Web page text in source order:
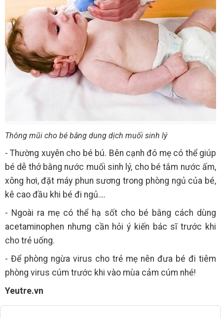
Thông mũi cho bé bằng dung dịch muối sinh lý
- Thường xuyên cho bé bú. Bên cạnh đó mẹ có thể giúp
bé dễ thở bằng nước muối sinh lý, cho bé tắm nước ấm,
xông hơi, đặt máy phun sương trong phòng ngủ của bé,
kê cao đầu khi bé đi ngủ….
- Ngoài ra mẹ có thể hạ sốt cho bé bằng cách dùng
acetaminophen nhưng cần hỏi ý kiến bác sĩ trước khi
cho trẻ uống.
- Để phòng ngừa virus cho trẻ mẹ nên đưa bé đi tiêm
phòng virus cúm trước khi vào mùa cảm cúm nhé!
Yeutre.vn